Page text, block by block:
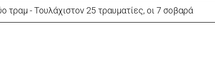
Συμβούλια των Ημικρατικών Οργανισμών